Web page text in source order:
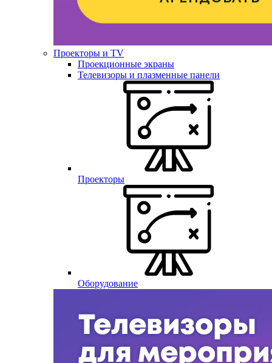
Проекторы и TV
Проекционные экраны
Телевизоры и плазменные панели
Проекторы
Оборудование